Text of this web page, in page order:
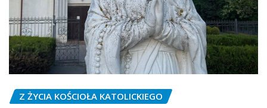
Z ŻYCIA KOŚCIOŁA KATOLICKIEGO